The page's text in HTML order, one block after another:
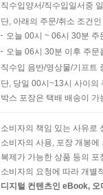
직수입양서/직수입일서중
단, 아래의 주문/취소 조건
오늘 00시 ~ 06시 30분
오늘 06시 30분 이후 주
직수입 음반/영상물/기프트
단, 당일 00시~13시 사이의
박스 포장은 택배 배송이
소비자의 책임 있는 사유로
소비자의 사용, 포장 개봉
복제가 가능한 상품 등의
소비자의 요청에 따라 개별
디지털 컨텐츠인 eBook,